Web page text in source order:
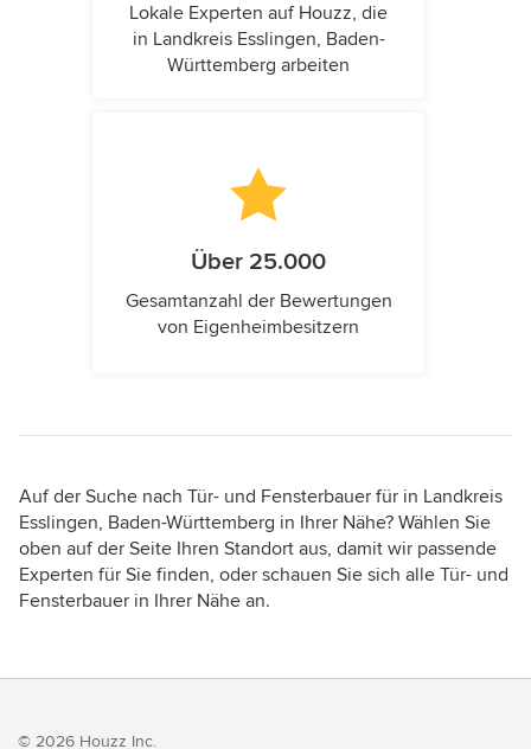
Lokale Experten auf Houzz, die
in Landkreis Esslingen, Baden-
Württemberg arbeiten
Über 25.000
Gesamtanzahl der Bewertungen
von Eigenheimbesitzern
Auf der Suche nach Tür- und Fensterbauer für in Landkreis
Esslingen, Baden-Württemberg in Ihrer Nähe? Wählen Sie
oben auf der Seite Ihren Standort aus, damit wir passende
Experten für Sie finden, oder schauen Sie sich alle Tür- und
Fensterbauer in Ihrer Nähe an.
© 2026 Houzz Inc.